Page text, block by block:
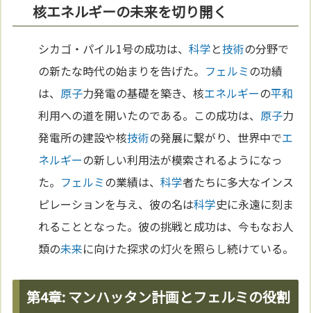
核エネルギーの未来を切り開く
シカゴ・パイル1号の成功は、科学と技術の分野で
の新たな時代の始まりを告げた。 フェルミの功績
は、 原子力発電の基礎を築き、核エネルギーの平和
利用への道を開いたのである。この成功は、 原子力
発電所の建設や核技術の発展に繋がり、世界中でエ
ネルギーの新しい利用法が模索されるようになっ
た。 フェルミの業績は、科学者たちに多大なインス
ピレーションを与え、彼の名は科学史に永遠に刻ま
れることとなった。彼の挑戦と成功は、今もなお人
類の未来に向けた探求の灯火を照らし続けている。
第4章: マンハッタン計画とフェルミの役割